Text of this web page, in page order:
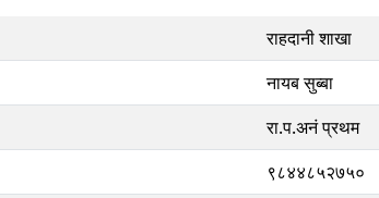
राहदानी शाखा
नायब सुब्बा
रा.प.अनं प्रथम
९८४४८५२७५०